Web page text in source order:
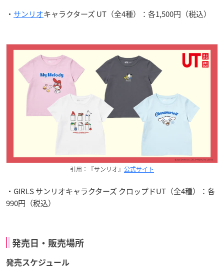
・ サンリオキャラクターズ UT（全4種）：各1,500円（税込）
引用：『サンリオ』 公式サイト
・GIRLS サンリオキャラクターズ クロップドUT（全4種）：各
990円（税込）
発売日・販売場所
発売スケジュール